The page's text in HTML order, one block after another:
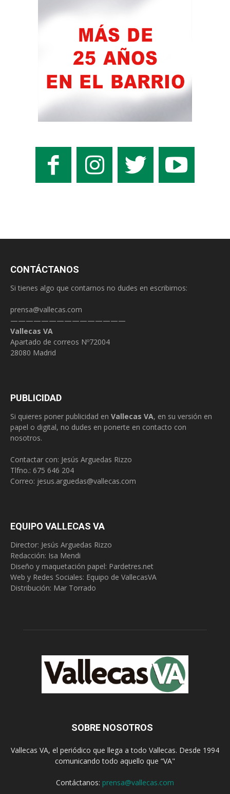
CONTÁCTANOS
Si tienes algo que contarnos no dudes en escribirnos:
prensa@vallecas.com
———————————————
Vallecas VA
Apartado de correos Nº72004
28080 Madrid
PUBLICIDAD
Si quieres poner publicidad en Vallecas VA, en su versión en
papel o digital, no dudes en ponerte en contacto con
nosotros.
Contactar con: Jesús Arguedas Rizzo
Tlfno.: 675 646 204
Correo: jesus.arguedas@vallecas.com
EQUIPO VALLECAS VA
Director: Jesús Arguedas Rizzo
Redacción: Isa Mendi
Diseño y maquetación papel: Pardetres.net
Web y Redes Sociales: Equipo de VallecasVA
Distribución: Mar Torrado
SOBRE NOSOTROS
Vallecas VA, el periódico que llega a todo Vallecas. Desde 1994
comunicando todo aquello que “VA"
Contáctanos: prensa@vallecas.com